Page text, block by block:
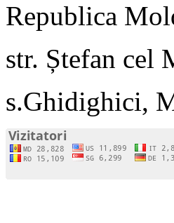
Republica
str. Ștefan cel
s.Ghidighici,